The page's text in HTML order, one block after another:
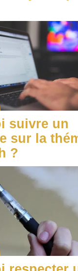
suivre un
sur la
?